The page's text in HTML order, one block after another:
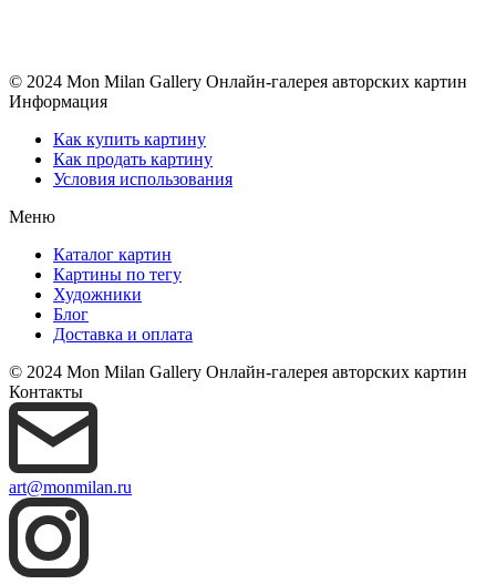
© 2024 Mon Milan Gallery Онлайн-галерея авторских картин
Информация
Как купить картину
Как продать картину
Условия использования
Меню
Каталог картин
Картины по тегу
Художники
Блог
Доставка и оплата
© 2024 Mon Milan Gallery Онлайн-галерея авторских картин
Контакты
art@monmilan.ru